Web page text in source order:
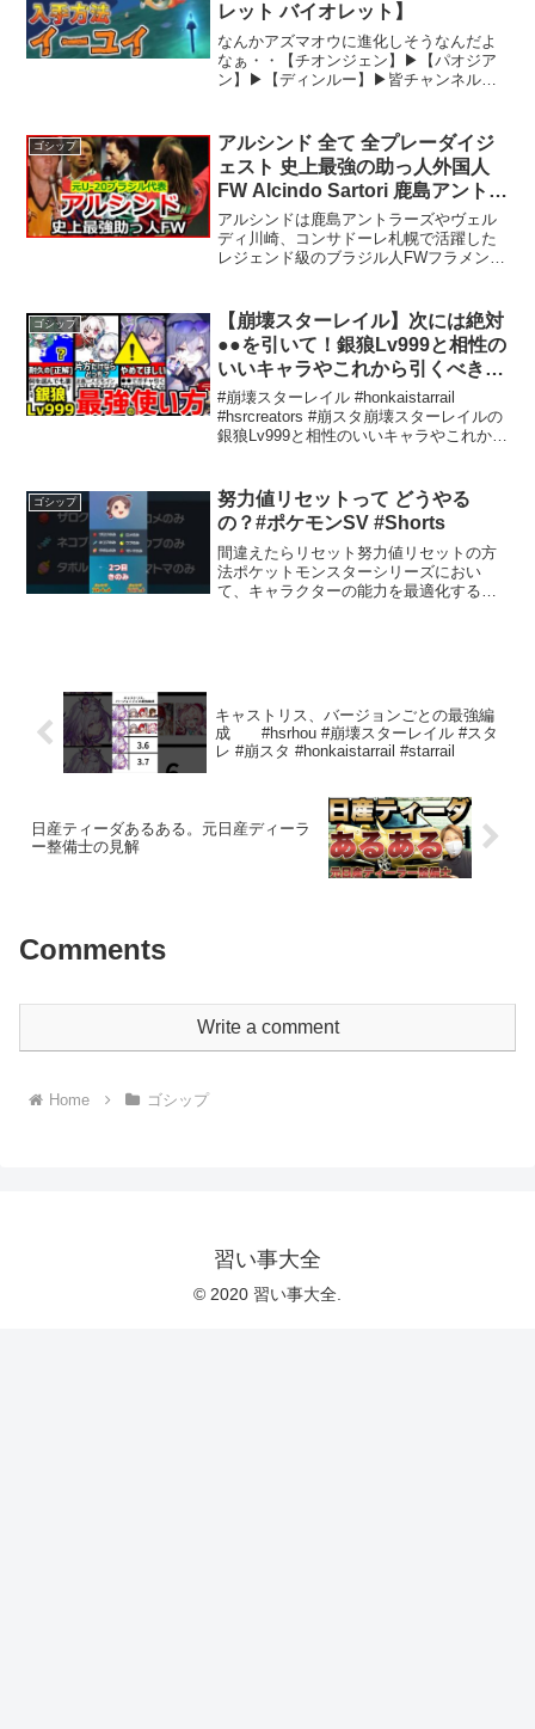
レット バイオレット】
なんかアズマオウに進化しそうなんだよ
なぁ・・【チオンジェン】▶【パオジア
ン】▶【ディンルー】▶皆チャンネル登
登録はこちら】▶【Twitter】▶#準伝説準
伝説ポケモン「...
ゴシップ
アルシンド 全て 全プレーダイジ
ェスト 史上最強の助っ人外国人
FW Alcindo Sartori 鹿島アントラ
ーズ サッカー football
アルシンドは鹿島アントラーズやヴェル
ディ川崎、コンサドーレ札幌で活躍した
レジェンド級のブラジル人FWフラメン
浦知良、サントス、ビスマルクらとプレ
ーした。U-20ブラジル...
ゴシップ
【崩壊スターレイル】次には絶対
●●を引いて！銀狼Lv999と相性の
いいキャラやこれから引くべきキ
ャラについて解説！【崩スタ/ス
タレ/火花/爻光(コウコウ)】
#崩壊スターレイル #honkaistarrail
#hsrcreators #崩スタ崩壊スターレイルの
銀狼Lv999と相性のいいキャラやこれから
れる再生リストです...
ゴシップ
努力値リセットって どうやる
の？#ポケモンSV #Shorts
間違えたらリセット努力値リセットの方
法ポケットモンスターシリーズにおい
て、キャラクターの能力を最適化するこ
キャストリス、バージョンごとの最強編
成 #hsrhou #崩壊スターレイル #スタ
レ #崩スタ #honkaistarrail #starrail
日産ティーダあるある。元日産ディーラ
ー整備士の見解
Comments
Write a comment
Home ゴシップ
習い事大全
© 2020 習い事大全.